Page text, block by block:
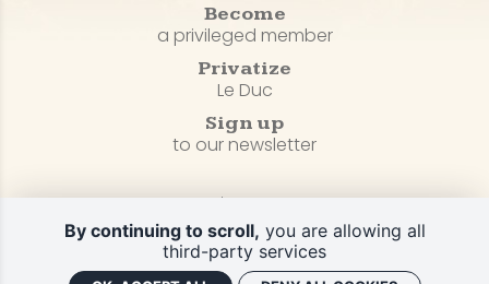
Become
a privileged member
Privatize
Le Duc
Sign up
to our newsletter
Sitemap
Terms of Sales & Privacy Policy
Legal terms
By continuing to scroll, you are allowing all
third-party services